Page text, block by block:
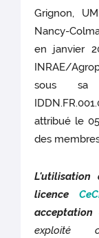
Grignon,
Nancy-
en janvier
INRAE/
sous sa
attribué le
des
licence
acceptation
exploité